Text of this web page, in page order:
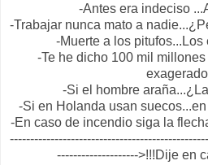
-Antes era indeciso
-Trabajar nunca mato a
-Muerte a los pitufos...Los
-Te he dicho 100 mil
-Si el hombre
-Si en Holanda usan
-En caso de incendio siga la
-------------------->!!!Dije en